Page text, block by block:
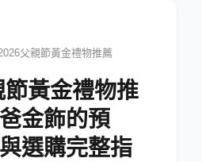
父親節黃金禮物推薦
黃金禮物推
金飾的預
選購完整指